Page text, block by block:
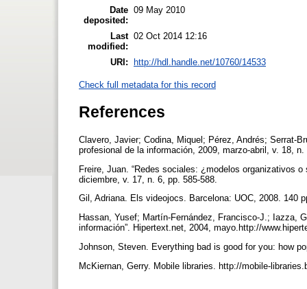
Date
deposited:
09 May 2010
Last
modified:
02 Oct 2014 12:16
URI: http://hdl.handle.net/10760/14533
Check full metadata for this record
References
Clavero, Javier; Codina, Miquel; Pérez, Andrés; Serrat-
profesional de la información, 2009, marzo-abril, v. 18,
Freire, Juan. “Redes sociales: ¿modelos organizativos
diciembre, v. 17, n. 6, pp. 585-588.
Gil, Adriana. Els videojocs. Barcelona: UOC, 2008. 140
Hassan, Yusef; Martín-Fernández, Francisco-J.; Iazza,
información”. Hipertext.net, 2004, mayo.http://
Johnson, Steven. Everything bad is good for you: how
McKiernan, Gerry. Mobile libraries. http://mobile-